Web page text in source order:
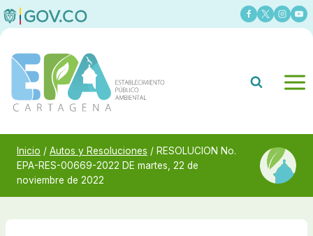
Saltar
al
Inicio / Autos y Resoluciones / RESOLUCION No.
EPA-RES-00669-2022 DE martes, 22 de
noviembre de 2022